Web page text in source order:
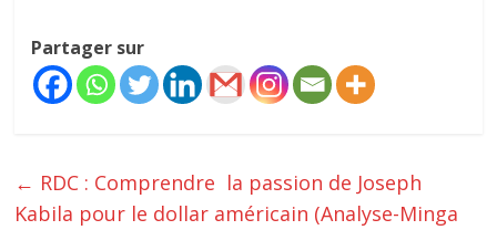
Partager sur
← ‎RDC : Comprendre la passion de Joseph
Kabila pour le dollar américain (Analyse-Minga